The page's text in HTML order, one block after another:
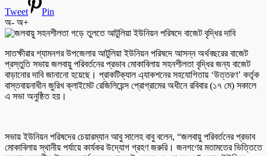
Tweet
Pin
অ- অ+
সাতক্ষীরার শ্যামনগর উপজেলার আটুলিয়া ইউনিয়ন পরিষদে আসন্ন অর্থবছরের বাজেট
প্রস্তুতি সভায় জলবায়ু পরিবর্তনের প্রভাব মোকাবিলায় সহনশীলতা বৃদ্ধির জন্য বাজেট
বাড়ানোর দাবি জানানো হয়েছে। প্রাকটিক্যাল এ্যাকশনের সহযোগিতায় ‘উত্তরণ’ কর্তৃক
বাস্তবায়নাধীন জুরিখ ক্লাইমেট রেজিলিয়েন্স প্রোগ্রামের অধীনে রবিবার (১৭ মে) সকালে
এ সভা অনুষ্ঠিত হয়।
সভায় ইউনিয়ন পরিষদের চেয়ারম্যান আবু সালেহ বাবু বলেন, “জলবায়ু পরিবর্তনের প্রভাব
মোকাবিলায় স্থানীয় পর্যায়ে কার্যকর উদ্যোগ গ্রহণ জরুরি। জনগণের মতামতের ভিত্তিতে